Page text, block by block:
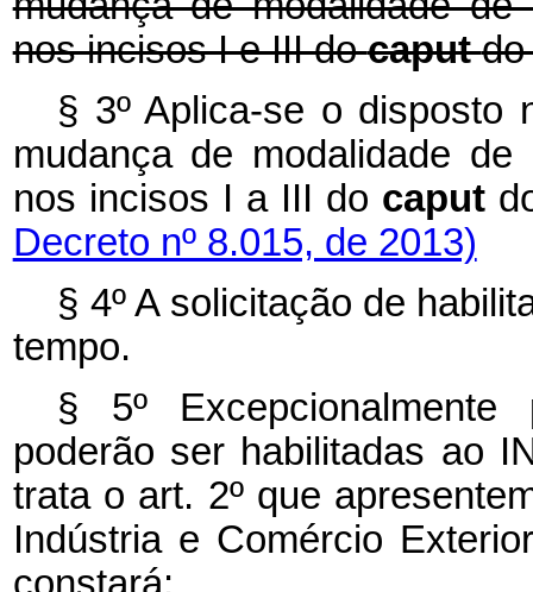
nos incisos I e III docaputdo
§ 3º Aplica-se o
mudança de modalidade
nos incisos I a III do caput
Decreto nº 8.015, de 2013)
§ 4º A solicitação de
tempo.
§ 5º
poderão ser habilitadas ao
trata o art. 2º que
Indústria e Comércio
constará: